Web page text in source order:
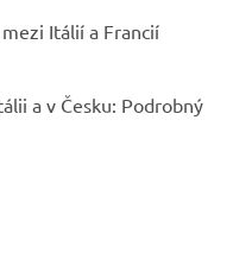
Itálií a Francií
a v Česku: Podrobný